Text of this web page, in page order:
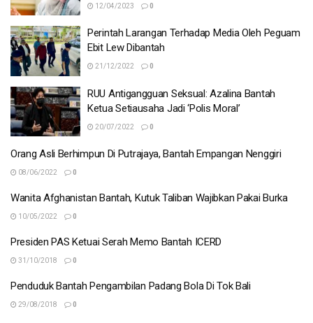
12/04/2023 0
Perintah Larangan Terhadap Media Oleh Peguam
Ebit Lew Dibantah
21/12/2022 0
RUU Antigangguan Seksual: Azalina Bantah
Ketua Setiausaha Jadi ‘Polis Moral’
20/07/2022 0
Orang Asli Berhimpun Di Putrajaya, Bantah Empangan Nenggiri
08/06/2022 0
Wanita Afghanistan Bantah, Kutuk Taliban Wajibkan Pakai Burka
10/05/2022 0
Presiden PAS Ketuai Serah Memo Bantah ICERD
31/10/2018 0
Penduduk Bantah Pengambilan Padang Bola Di Tok Bali
29/08/2018 0